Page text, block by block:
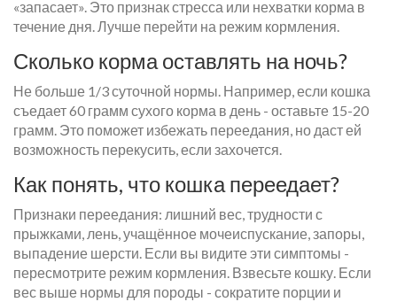
«запасает». Это признак стресса или нехватки корма в
течение дня. Лучше перейти на режим кормления.
Сколько корма оставлять на ночь?
Не больше 1/3 суточной нормы. Например, если кошка
съедает 60 грамм сухого корма в день - оставьте 15-20
грамм. Это поможет избежать переедания, но даст ей
возможность перекусить, если захочется.
Как понять, что кошка переедает?
Признаки переедания: лишний вес, трудности с
прыжками, лень, учащённое мочеиспускание, запоры,
выпадение шерсти. Если вы видите эти симптомы -
пересмотрите режим кормления. Взвесьте кошку. Если
вес выше нормы для породы - сократите порции и